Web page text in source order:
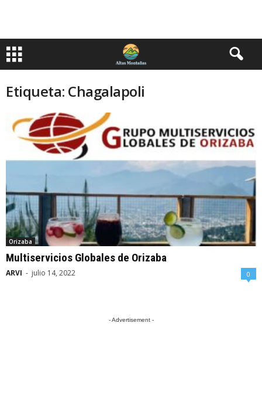
Etiqueta: Chagalapoli
Orizaba
Multiservicios Globales de Orizaba
ARVI - julio 14, 2022 0
- Advertisement -